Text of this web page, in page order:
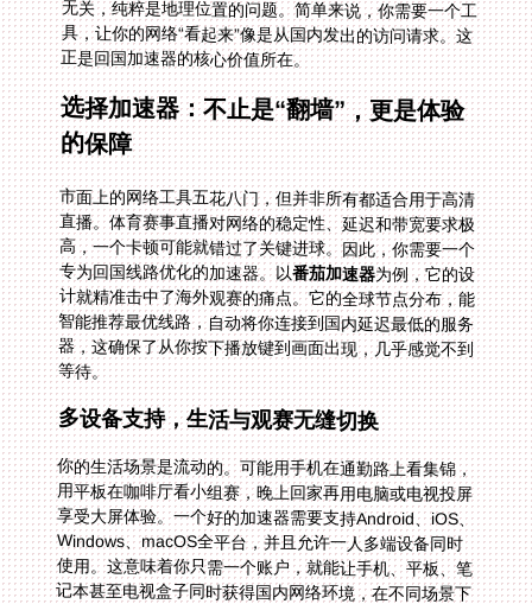
正是回国加速器的核心价值所在。
选择加速器：不止是“翻墙”，更是体验
的保障
市面上的网络工具五花八门，但并非所有都适合用于高清
直播。体育赛事直播对网络的稳定性、延迟和带宽要求极
高，一个卡顿可能就错过了关键进球。因此，你需要一个
专为回国线路优化的加速器。以番茄加速器为例，它的设
计就精准击中了海外观赛的痛点。它的全球节点分布，能
智能推荐最优线路，自动将你连接到国内延迟最低的服务
器，这确保了从你按下播放键到画面出现，几乎感觉不到
等待。
多设备支持，生活与观赛无缝切换
你的生活场景是流动的。可能用手机在通勤路上看集锦，
用平板在咖啡厅看小组赛，晚上回家再用电脑或电视投屏
享受大屏体验。一个好的加速器需要支持Android、iOS、
Windows、macOS全平台，并且允许一人多端设备同时
使用。这意味着你只需一个账户，就能让手机、平板、笔
记本甚至电视盒子同时获得国内网络环境，在不同场景下